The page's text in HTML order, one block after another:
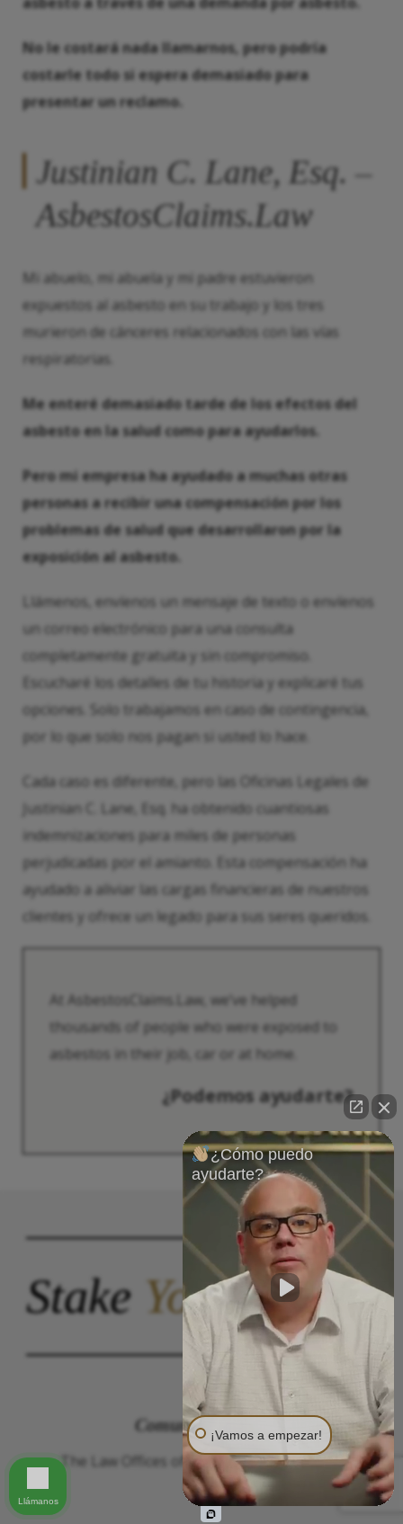
No le costará nada llamarnos, pero podría
costarle todo si espera demasiado para
presentar un reclamo.
Justinian C. Lane, Esq. –
AsbestosClaims.Law
Mi abuelo, mi abuela y mi padre estuvieron
expuestos al asbesto en su trabajo y los tres
murieron de cánceres relacionados con las vías
respiratorias.
Me enteré demasiado tarde de los efectos del
asbesto en la salud como para ayudarlos.
Pero mi empresa ha ayudado a muchas otras
personas a recibir una compensación por los
problemas de salud que desarrollaron por la
exposición al asbesto.
Llámenos, envíenos un mensaje de texto o envíenos
un correo electrónico para una consulta
completamente gratuita y sin compromiso.
Escucharé los detalles de tu historia y explicaré tus
opciones. Solo trabajamos en caso de contingencia,
por lo que solo nos pagan si usted lo hace.
Cada caso es diferente, pero las Oficinas Legales de
Justinian C. Lane, Esq. ha obtenido cuantiosas
indemnizaciones para miles de personas
perjudicadas por el amianto. Esta compensación ha
ayudado a aliviar las cargas financieras de nuestros
clientes y ofrece un legado para sus seres queridos.
At AsbestosClaims.Law, we’ve helped
thousands of people who were exposed to
asbestos in their job, car or at home.
¿Podemos ayudarte?
StakeYourClaim.
Comuníquese con
The Law Offices of Justinian C. Lane, Esq –
PLLC
¿Cómo puedo
ayudarte?
¡Vamos a empezar!
Llámanos